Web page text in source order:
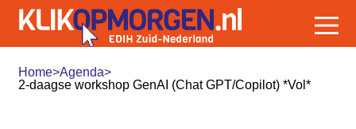
Home>Agenda>
2-daagse workshop GenAI (Chat GPT/Copilot) *Vol*